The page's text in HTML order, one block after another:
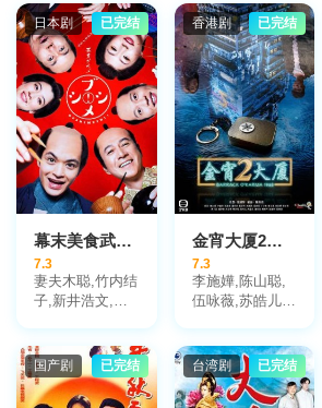
日本剧 已完结
幕末美食武士饭！
7.3
妻夫木聪,竹内结
子,新井浩文,芳
池内博之,山中
崇,芦名星,佐津
川爱美,清原果
香港剧 已完结
金宵大厦2国语
7.3
李施嬅,陈山聪,
伍咏薇,苏皓儿,
国产剧 已完结 台湾剧 已完结